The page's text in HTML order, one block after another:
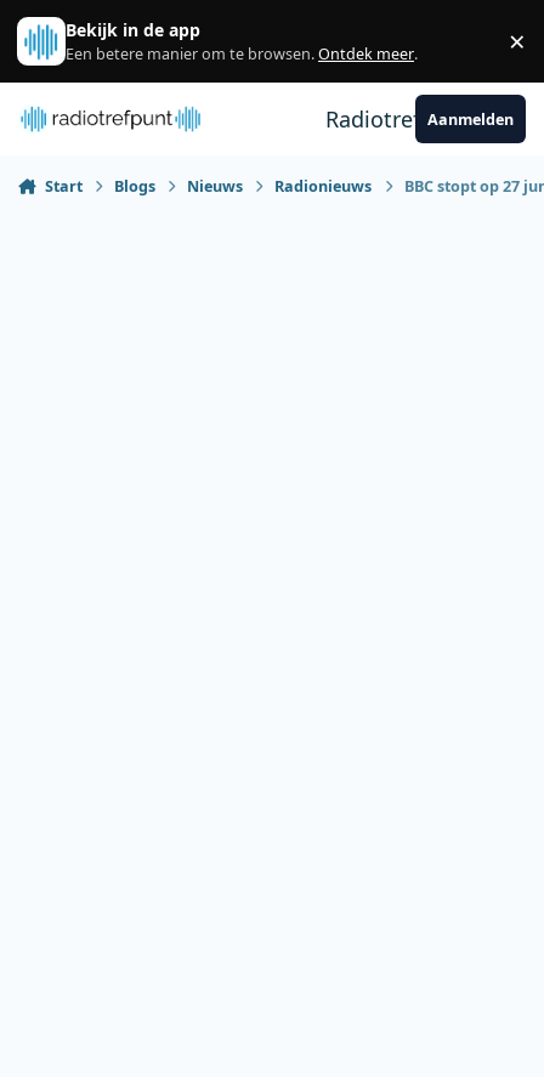
Spring naar bijdragen
Bekijk in de app
Een betere manier om te browsen.Ontdek meer. ×
RadiotrefpuntAanmelden
Start Blogs Nieuws Radionieuws BBC stopt op 27